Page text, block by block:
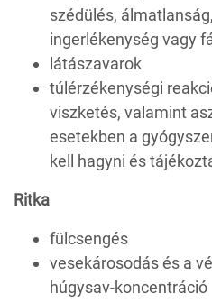
szédülés,
ingerlékenység vagy
látászavarok
túlérzékenységi
viszketés, valamint
esetekben a
kell hagyni és
Ritka
fülcsengés
vesekárosodás és a
húgysav-koncentráció